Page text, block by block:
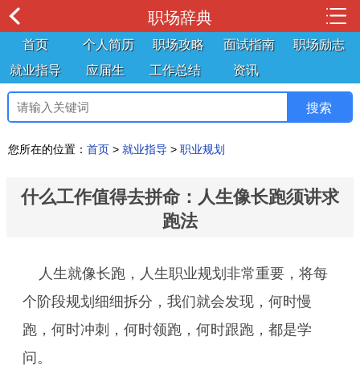
职场辞典
首页 个人简历 职场攻略 面试指南
职场励志
就业指导
应届生 工作总结 资讯
您所在的位置： 首页 > 就业指导 > 职业规划
什么工作值得去拼命：人生像长跑须讲求
跑法
人生就像长跑，人生职业规划非常重要，将每
个阶段规划细细拆分，我们就会发现，何时慢
跑，何时冲刺，何时领跑，何时跟跑，都是学
问。